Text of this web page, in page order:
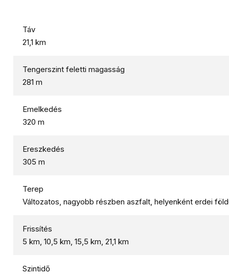
Táv
21,1 km
Tengerszint feletti magasság
281 m
Emelkedés
320 m
Ereszkedés
305 m
Terep
Változatos, nagyobb részben aszfalt, helyenként erdei
Frissítés
5 km, 10,5 km, 15,5 km, 21,1 km
Szintidő